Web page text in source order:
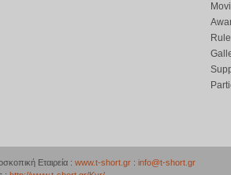
Εταιρεία : www.t-short.gr : info@t-short.gr